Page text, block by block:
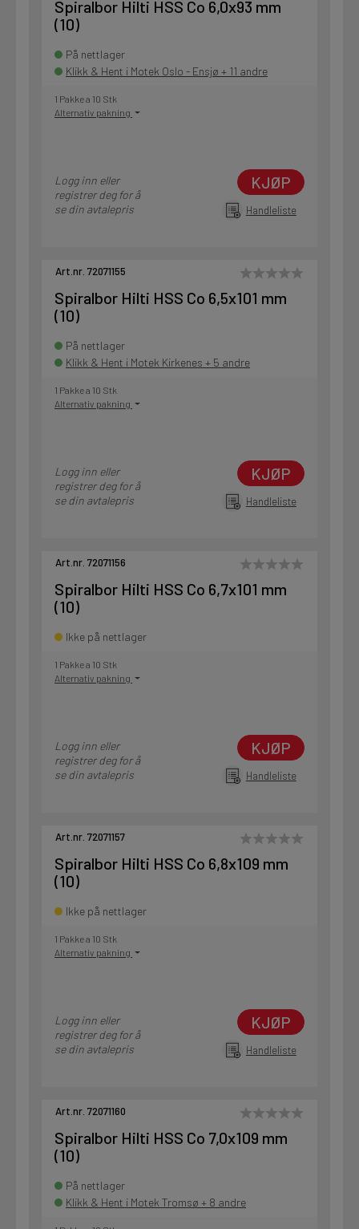
Spiralbor Hilti HSS Co 6,0x93 mm
(10)
På nettlager
Klikk & Hent i Motek Oslo - Ensjø + 11 andre
1 Pakke a 10 Stk
Alternativ pakning
Logg inn eller
registrer deg for å
se din avtalepris
KJØP
Handleliste
Art.nr. 72071155
Spiralbor Hilti HSS Co 6,5x101 mm
(10)
På nettlager
Klikk & Hent i Motek Kirkenes + 5 andre
1 Pakke a 10 Stk
Alternativ pakning
Logg inn eller
registrer deg for å
se din avtalepris
KJØP
Handleliste
Art.nr. 72071156
Spiralbor Hilti HSS Co 6,7x101 mm
(10)
Ikke på nettlager
1 Pakke a 10 Stk
Alternativ pakning
Logg inn eller
registrer deg for å
se din avtalepris
KJØP
Handleliste
Art.nr. 72071157
Spiralbor Hilti HSS Co 6,8x109 mm
(10)
Ikke på nettlager
1 Pakke a 10 Stk
Alternativ pakning
Logg inn eller
registrer deg for å
se din avtalepris
KJØP
Handleliste
Art.nr. 72071160
Spiralbor Hilti HSS Co 7,0x109 mm
(10)
På nettlager
Klikk & Hent i Motek Tromsø + 8 andre